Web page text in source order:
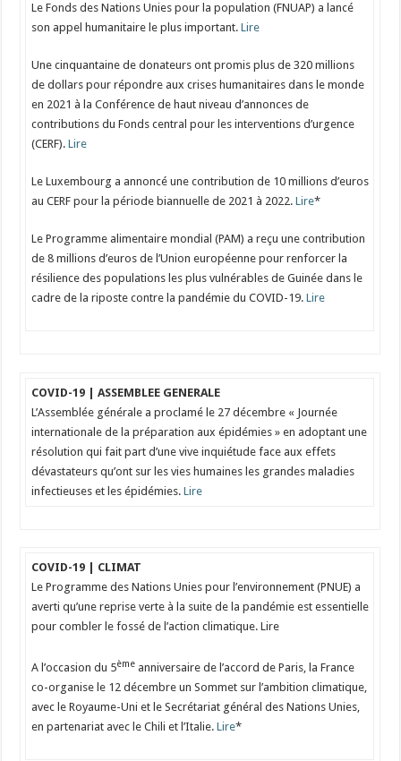
Le Fonds des Nations Unies pour la population (FNUAP) a lancé
son appel humanitaire le plus important. Lire
Une cinquantaine de donateurs ont promis plus de 320 millions
de dollars pour répondre aux crises humanitaires dans le monde
en 2021 à la Conférence de haut niveau d’annonces de
contributions du Fonds central pour les interventions d’urgence
(CERF). Lire
Le Luxembourg a annoncé une contribution de 10 millions d’euros
au CERF pour la période biannuelle de 2021 à 2022. Lire*
Le Programme alimentaire mondial (PAM) a reçu une contribution
de 8 millions d’euros de l’Union européenne pour renforcer la
résilience des populations les plus vulnérables de Guinée dans le
cadre de la riposte contre la pandémie du COVID-19. Lire
COVID-19 | ASSEMBLEE GENERALE
L’Assemblée générale a proclamé le 27 décembre « Journée
internationale de la préparation aux épidémies » en adoptant une
résolution qui fait part d’une vive inquiétude face aux effets
dévastateurs qu’ont sur les vies humaines les grandes maladies
infectieuses et les épidémies. Lire
COVID-19 | CLIMAT
Le Programme des Nations Unies pour l’environnement (PNUE) a
averti qu’une reprise verte à la suite de la pandémie est essentielle
pour combler le fossé de l’action climatique. Lire
A l’occasion du 5èmeanniversaire de l’accord de Paris, la France
co-organise le 12 décembre un Sommet sur l’ambition climatique,
avec le Royaume-Uni et le Secrétariat général des Nations Unies,
en partenariat avec le Chili et l’Italie. Lire*